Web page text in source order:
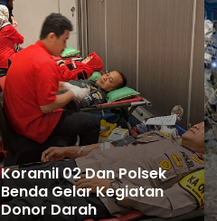
Koramil 02 Dan Polsek
Benda Gelar Kegiatan
Donor Darah